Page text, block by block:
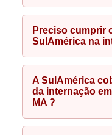
Preciso cumprir
SulAmérica na
A SulAmérica
da internação
MA ?